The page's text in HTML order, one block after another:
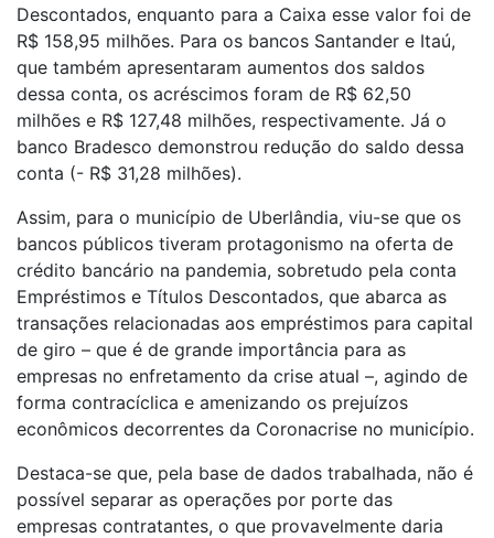
Descontados, enquanto para a Caixa esse valor foi de
R$ 158,95 milhões. Para os bancos Santander e Itaú,
que também apresentaram aumentos dos saldos
dessa conta, os acréscimos foram de R$ 62,50
milhões e R$ 127,48 milhões, respectivamente. Já o
banco Bradesco demonstrou redução do saldo dessa
conta (- R$ 31,28 milhões).
Assim, para o município de Uberlândia, viu-se que os
bancos públicos tiveram protagonismo na oferta de
crédito bancário na pandemia, sobretudo pela conta
Empréstimos e Títulos Descontados, que abarca as
transações relacionadas aos empréstimos para capital
de giro – que é de grande importância para as
empresas no enfretamento da crise atual –, agindo de
forma contracíclica e amenizando os prejuízos
econômicos decorrentes da Coronacrise no município.
Destaca-se que, pela base de dados trabalhada, não é
possível separar as operações por porte das
empresas contratantes, o que provavelmente daria